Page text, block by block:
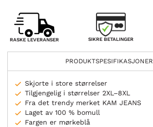
RASKE LEVERANSER SIKRE BETALINGER
PRODUKTSPESIFIKASJONER
Skjorte i store størrelser
Tilgjengelig i størrelser 2XL–8XL
Fra det trendy merket KAM JEANS
Laget av 100 % bomull
Fargen er mørkeblå